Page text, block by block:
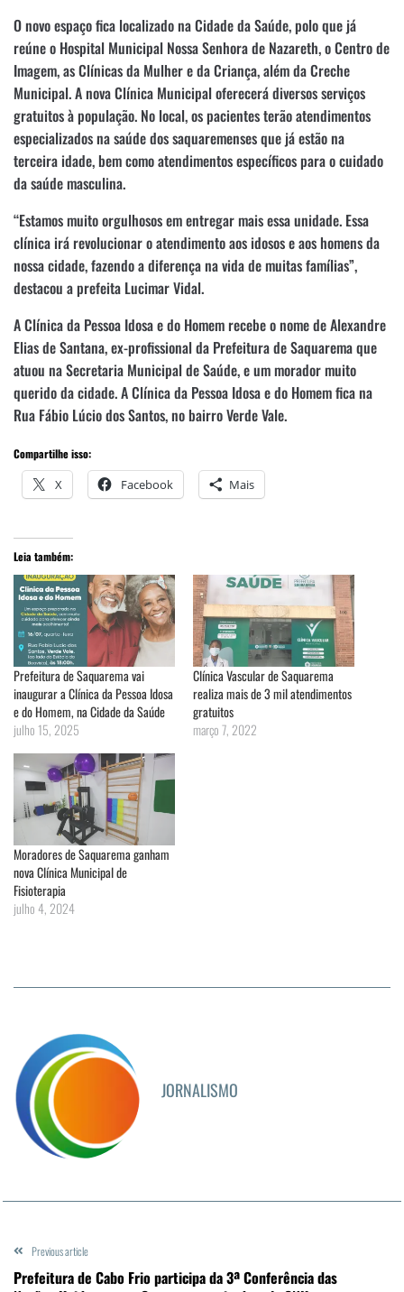
O novo espaço fica localizado na Cidade da Saúde, polo que já
reúne o Hospital Municipal Nossa Senhora de Nazareth, o Centro de
Imagem, as Clínicas da Mulher e da Criança, além da Creche
Municipal. A nova Clínica Municipal oferecerá diversos serviços
gratuitos à população. No local, os pacientes terão atendimentos
especializados na saúde dos saquaremenses que já estão na
terceira idade, bem como atendimentos específicos para o cuidado
da saúde masculina.
“Estamos muito orgulhosos em entregar mais essa unidade. Essa
clínica irá revolucionar o atendimento aos idosos e aos homens da
nossa cidade, fazendo a diferença na vida de muitas famílias”,
destacou a prefeita Lucimar Vidal.
A Clínica da Pessoa Idosa e do Homem recebe o nome de Alexandre
Elias de Santana, ex-profissional da Prefeitura de Saquarema que
atuou na Secretaria Municipal de Saúde, e um morador muito
querido da cidade. A Clínica da Pessoa Idosa e do Homem fica na
Rua Fábio Lúcio dos Santos, no bairro Verde Vale.
Compartilhe isso:
X Facebook Mais
Leia também:
Prefeitura de Saquarema vai
inaugurar a Clínica da Pessoa Idosa
e do Homem, na Cidade da Saúde
julho 15, 2025
Clínica Vascular de Saquarema
realiza mais de 3 mil atendimentos
gratuitos
março 7, 2022
Moradores de Saquarema ganham
nova Clínica Municipal de
Fisioterapia
julho 4, 2024
JORNALISMO
Previous article
Prefeitura de Cabo Frio participa da 3ª Conferência das